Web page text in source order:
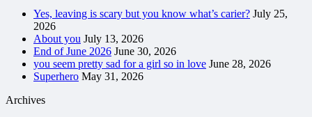
Yes, leaving is scary but you know what’s carier? July 25,
2026
About you July 13, 2026
End of June 2026 June 30, 2026
you seem pretty sad for a girl so in love June 28, 2026
Superhero May 31, 2026
Archives